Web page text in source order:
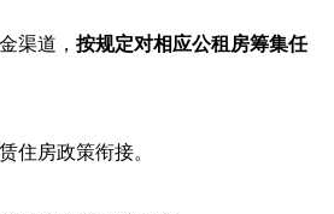
渠道， 按规定对相应公租房筹集任
住房政策衔接。